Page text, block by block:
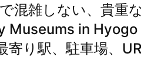
混雑しない、貴重
in Hyogo
寄り駅、駐車場、